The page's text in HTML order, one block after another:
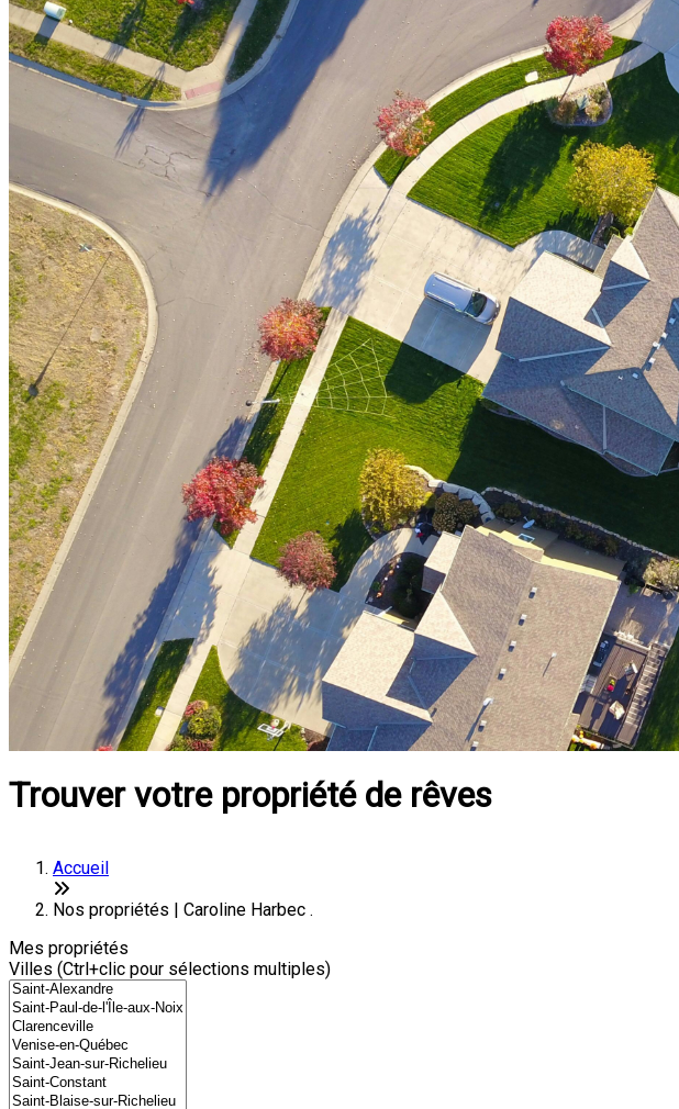
Trouver votre propriété de rêves
Accueil
Nos propriétés | Caroline Harbec .
Mes propriétés
Villes (Ctrl+clic pour sélections multiples)